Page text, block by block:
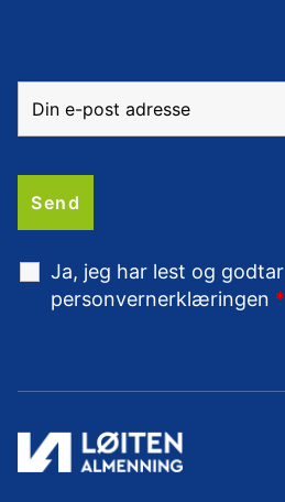
Ja, jeg har lest og godtar
personvernerklæringen *